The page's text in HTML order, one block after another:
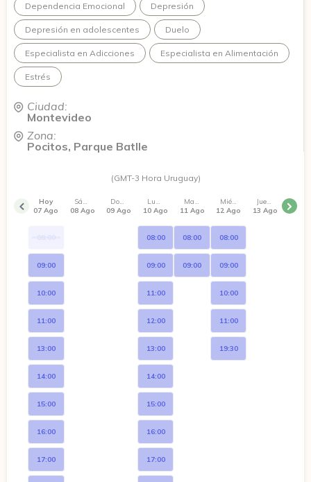
Dependencia Emocional Depresión
Depresión en adolescentes Duelo
Especialista en Adicciones Especialista en Alimentación
Estrés
Ciudad:
Montevideo
Zona:
Pocitos, Parque Batlle
(GMT-3 Hora Uruguay)
Hoy
07 Ago
09:00
10:00
11:00
13:00
14:00
15:00
16:00
17:00
Sábado
08 Ago
Domingo
09 Ago
Lunes
10 Ago
08:00
09:00
11:00
12:00
13:00
14:00
15:00
16:00
17:00
Martes
11 Ago
08:00
09:00
Miércoles
12 Ago
08:00
09:00
10:00
11:00
19:30
Jueves
13 Ago